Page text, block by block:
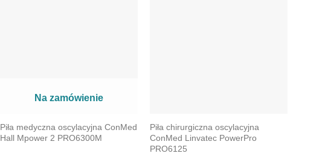
Na zamówienie
Piła medyczna oscylacyjna ConMed
Hall Mpower 2 PRO6300M
Piła chirurgiczna oscylacyjna
ConMed Linvatec PowerPro
PRO6125